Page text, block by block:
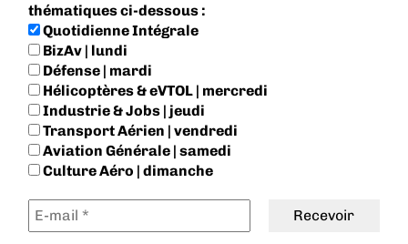
thématiques ci-dessous :
Quotidienne Intégrale
BizAv | lundi
Défense | mardi
Hélicoptères & eVTOL | mercredi
Industrie & Jobs | jeudi
Transport Aérien | vendredi
Aviation Générale | samedi
Culture Aéro | dimanche